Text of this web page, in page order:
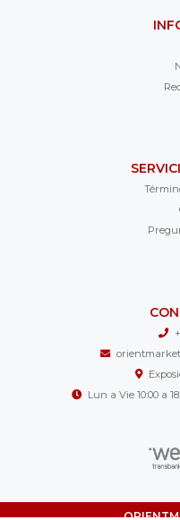
Lun a Vie 10:00 a